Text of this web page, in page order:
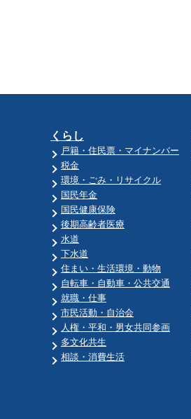
くらし
戸籍・住民票・マイナンバー
税金
環境・ごみ・リサイクル
国民年金
国民健康保険
後期高齢者医療
水道
下水道
住まい・生活環境・動物
自転車・自動車・公共交通
就職・仕事
市民活動・自治会
人権・平和・男女共同参画
多文化共生
相談・消費生活